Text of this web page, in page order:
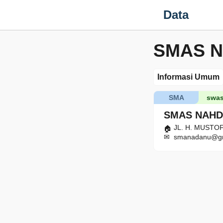
Data
SMAS
Informasi Umum
SMAS
SMA
JL. H.